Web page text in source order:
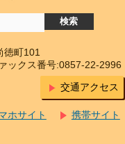
徳町101
ックス番号:0857-22-2996
交通アクセス
携帯サイト
ホサイト